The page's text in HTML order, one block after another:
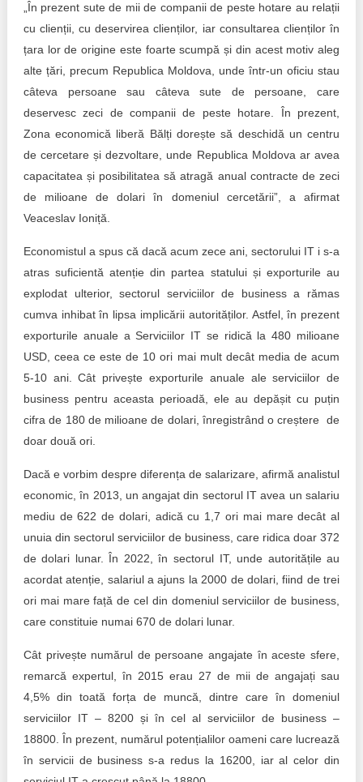
„În prezent sute de mii de companii de peste hotare au relații
cu clienții, cu deservirea clienților, iar consultarea clienților în
țara lor de origine este foarte scumpă și din acest motiv aleg
alte țări, precum Republica Moldova, unde într-un oficiu stau
câteva persoane sau câteva sute de persoane, care
deservesc zeci de companii de peste hotare. În prezent,
Zona economică liberă Bălți dorește să deschidă un centru
de cercetare și dezvoltare, unde Republica Moldova ar avea
capacitatea și posibilitatea să atragă anual contracte de zeci
de milioane de dolari în domeniul cercetării”, a afirmat
Veaceslav Ioniță.
Economistul a spus că dacă acum zece ani, sectorului IT i s-a
atras suficientă atenție din partea statului și exporturile au
explodat ulterior, sectorul serviciilor de business a rămas
cumva inhibat în lipsa implicării autorităților. Astfel, în prezent
exporturile anuale a Serviciilor IT se ridică la 480 milioane
USD, ceea ce este de 10 ori mai mult decât media de acum
5-10 ani. Cât privește exporturile anuale ale serviciilor de
business pentru aceasta perioadă, ele au depășit cu puțin
cifra de 180 de milioane de dolari, înregistrând o creștere de
doar două ori.
Dacă e vorbim despre diferența de salarizare, afirmă analistul
economic, în 2013, un angajat din sectorul IT avea un salariu
mediu de 622 de dolari, adică cu 1,7 ori mai mare decât al
unuia din sectorul serviciilor de business, care ridica doar 372
de dolari lunar. În 2022, în sectorul IT, unde autoritățile au
acordat atenție, salariul a ajuns la 2000 de dolari, fiind de trei
ori mai mare față de cel din domeniul serviciilor de business,
care constituie numai 670 de dolari lunar.
Cât privește numărul de persoane angajate în aceste sfere,
remarcă expertul, în 2015 erau 27 de mii de angajați sau
4,5% din toată forța de muncă, dintre care în domeniul
serviciilor IT – 8200 și în cel al serviciilor de business –
18800. În prezent, numărul potențialilor oameni care lucrează
în servicii de business s-a redus la 16200, iar al celor din